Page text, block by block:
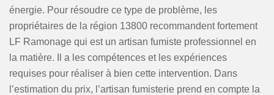
énergie. Pour résoudre ce type de problème, les
propriétaires de la région 13800 recommandent fortement
LF Ramonage qui est un artisan fumiste professionnel en
la matière. Il a les compétences et les expériences
requises pour réaliser à bien cette intervention. Dans
l’estimation du prix, l’artisan fumisterie prend en compte la